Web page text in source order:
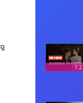
7.2